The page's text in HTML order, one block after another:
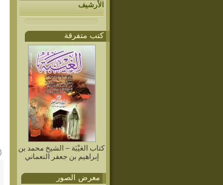
الأرشيف
كتب متفرقة
كتاب الغيْبَة – الشيخ محمد بن
إبراهيم بن جعفر النعماني
معرض الصور